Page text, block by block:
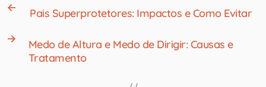
←
Pais Superprotetores: Impactos e Como Evitar
→
Medo de Altura e Medo de Dirigir: Causas e
Tratamento